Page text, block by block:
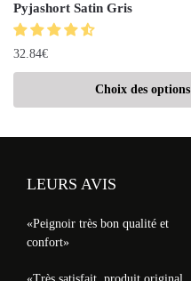
Pyjashort Satin Gris
32.84€
Choix des options
LEURS AVIS
«Peignoir très bon qualité et
confort»